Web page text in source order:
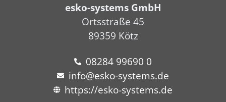
esko-systems GmbH
Ortsstraße 45
89359 Kötz
08284 99690 0
info@esko-systems.de
https://esko-systems.de